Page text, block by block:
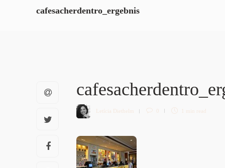
cafesacherdentro_ergebnis
Letícia Diethelm 0 1 min read